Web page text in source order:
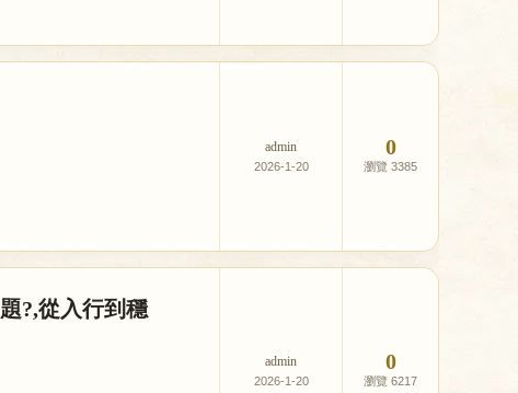
admin
2026-1-20
0
3385
?,從入行到穩
admin
2026-1-20
0
6217